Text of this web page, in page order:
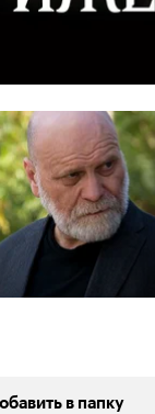
2 мин
в папку